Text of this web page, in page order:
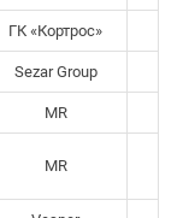
ГК «Кортрос»
Sezar Group
MR
MR